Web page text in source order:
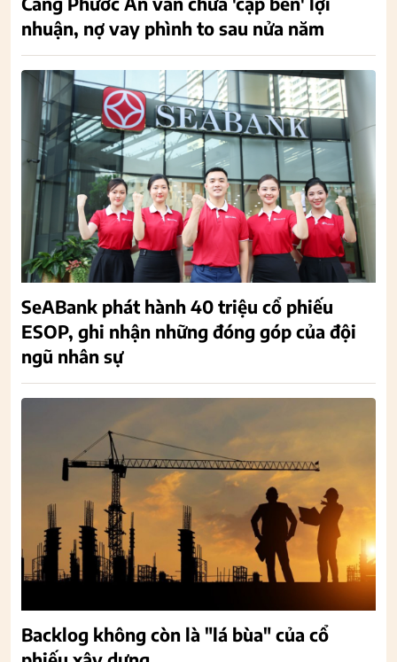
nhuận, nợ vay phình to sau nửa năm
SeABank phát hành 40 triệu cổ phiếu
ESOP, ghi nhận những đóng góp của đội
ngũ nhân sự
Backlog không còn là "lá bùa" của cổ